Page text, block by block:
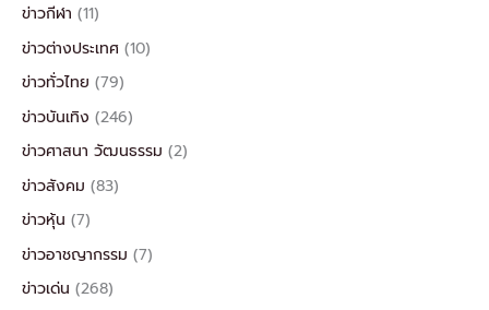
ข่าวกีฬา (11)
ข่าวต่างประเทศ (10)
ข่าวทั่วไทย (79)
ข่าวบันเทิง (246)
ข่าวศาสนา วัฒนธรรม (2)
ข่าวสังคม (83)
ข่าวหุ้น (7)
ข่าวอาชญากรรม (7)
ข่าวเด่น (268)